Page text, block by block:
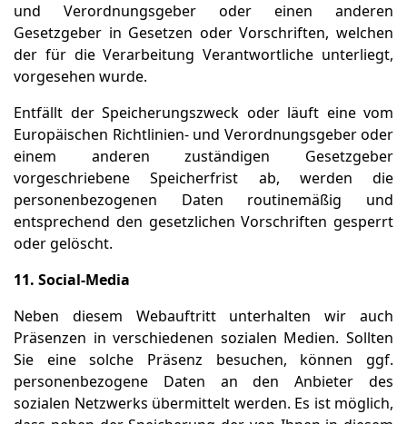
und Verordnungsgeber oder einen anderen
Gesetzgeber in Gesetzen oder Vorschriften, welchen
der für die Verarbeitung Verantwortliche unterliegt,
vorgesehen wurde.
Entfällt der Speicherungszweck oder läuft eine vom
Europäischen Richtlinien- und Verordnungsgeber oder
einem anderen zuständigen Gesetzgeber
vorgeschriebene Speicherfrist ab, werden die
personenbezogenen Daten routinemäßig und
entsprechend den gesetzlichen Vorschriften gesperrt
oder gelöscht.
11. Social-Media
Neben diesem Webauftritt unterhalten wir auch
Präsenzen in verschiedenen sozialen Medien. Sollten
Sie eine solche Präsenz besuchen, können ggf.
personenbezogene Daten an den Anbieter des
sozialen Netzwerks übermittelt werden. Es ist möglich,